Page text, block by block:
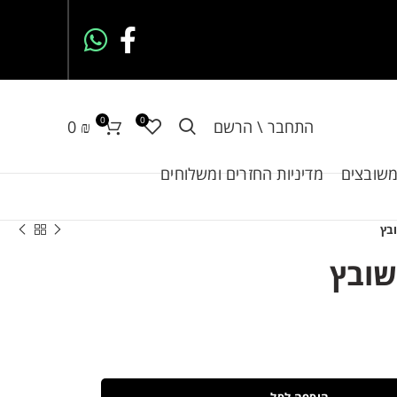
התחבר \ הרשם 0
0
0 ₪
מדיניות החזרים ומשלוחים